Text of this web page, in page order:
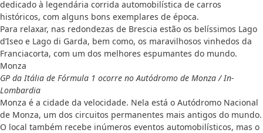
dedicado à legendária corrida automobilística de carros
históricos, com alguns bons exemplares de época.
Para relaxar, nas redondezas de Brescia estão os belíssimos Lago
d’Iseo e Lago di Garda, bem como, os maravilhosos vinhedos da
Franciacorta, com um dos melhores espumantes do mundo.
Monza
GP da Itália de Fórmula 1 ocorre no Autódromo de Monza / In-
Lombardia
Monza é a cidade da velocidade. Nela está o Autódromo Nacional
de Monza, um dos circuitos permanentes mais antigos do mundo.
O local também recebe inúmeros eventos automobilísticos, mas o